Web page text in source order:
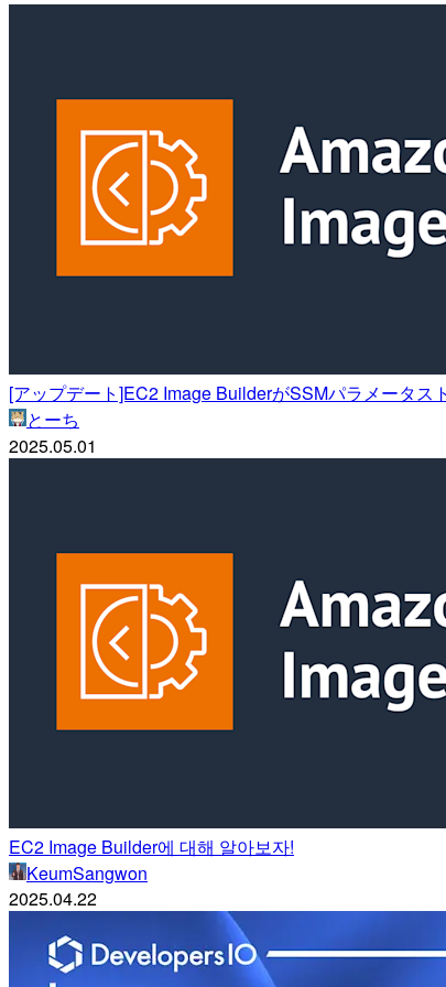
[アップデート]EC2 Image BuilderがSSMパラメータス
とーち
2025.05.01
EC2 Image Builder에 대해 알아보자!
KeumSangwon
2025.04.22